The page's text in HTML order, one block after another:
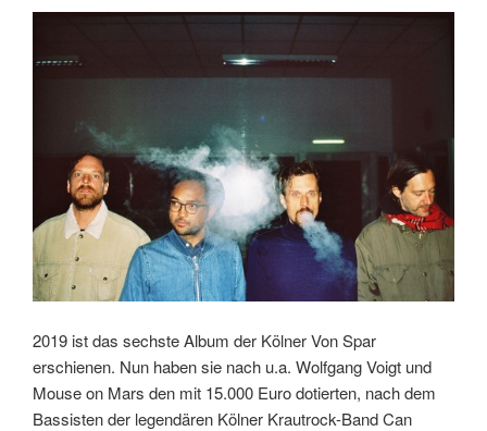
2019 ist das sechste Album der Kölner Von Spar
erschienen. Nun haben sie nach u.a. Wolfgang Voigt und
Mouse on Mars den mit 15.000 Euro dotierten, nach dem
Bassisten der legendären Kölner Krautrock-Band Can